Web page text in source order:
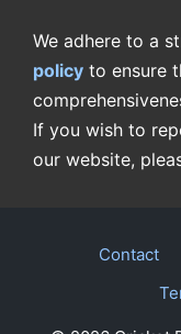
We adhere to a
policy to ensure
If you wish to
our website,
Contact